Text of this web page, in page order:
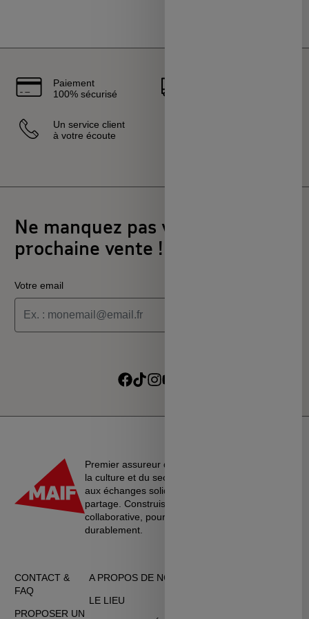
Paiement
100% sécurisé
Un service client
à votre écoute
Ne manquez pas votre
prochaine vente !
Votre email
Je souhaite recevoir les alertes des ventes découvertes du
Premier assureur du monde de l’éducation, de
la culture et du secteur associatif, La MAIF croit
aux échanges solidaires, à l’entraide et au
partage. Construisons une société plus
collaborative, pour vivre ensemble…
durablement.
CONTACT &
FAQ
PROPOSER UN
A PROPOS DE NOUS
LE LIEU